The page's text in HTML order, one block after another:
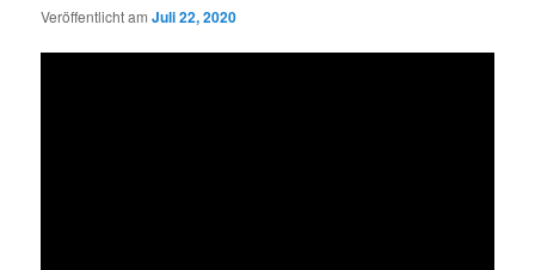
Veröffentlicht amJuli 22, 2020